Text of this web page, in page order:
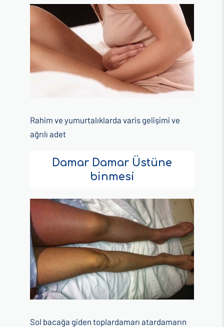
Rahim ve yumurtalıklarda varis gelişimi ve
ağrılı adet
Damar Damar Üstüne
binmesi
Sol bacağa giden toplardamarı atardamarın